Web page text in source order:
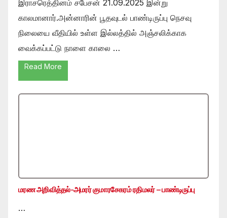
இராசரெத்தினம் சபேசன் 21.09.2025 இன்று
காலமானார்.அன்னாரின் பூதவுடல் பாண்டிருப்பு நெசவு
நிலையை வீதியில் உள்ள இல்லத்தில் அஞ்சலிக்காக
வைக்கப்பட்டு நாளை காலை …
Read More
மரண அறிவித்தல்-அமரர் குமாரசேகரம் ரதிமலர் – பாண்டிருப்பு
…